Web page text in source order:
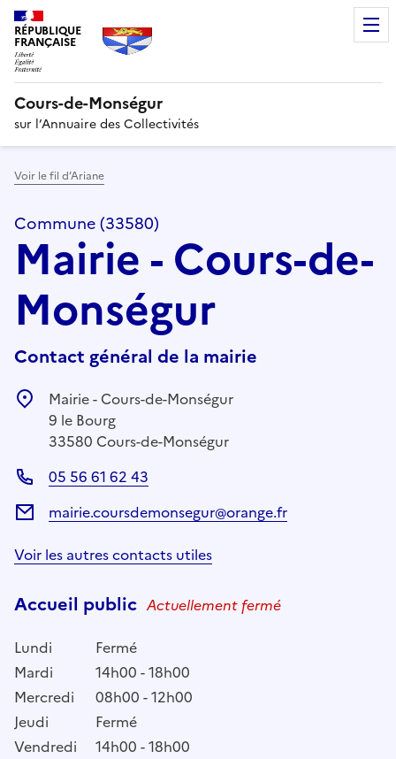
RÉPUBLIQUE
FRANÇAISE
Cours-de-Monségur
sur l’Annuaire des Collectivités
Voir le fil d’Ariane
Commune (33580)
Mairie - Cours-de-
Monségur
Contact général de la mairie
Mairie - Cours-de-Monségur
9 le Bourg
33580 Cours-de-Monségur
05 56 61 62 43
mairie.coursdemonsegur@orange.fr
Voir les autres contacts utiles
Accueil public Actuellement fermé
Lundi
Fermé
Mardi
14h00 - 18h00
Mercredi
08h00 - 12h00
Jeudi
Fermé
Vendredi
14h00 - 18h00